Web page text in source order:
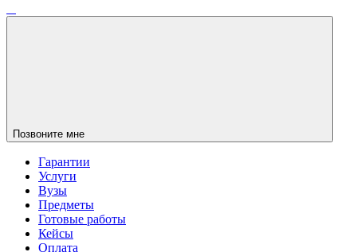
Позвоните мне
Гарантии
Услуги
Вузы
Предметы
Готовые работы
Кейсы
Оплата